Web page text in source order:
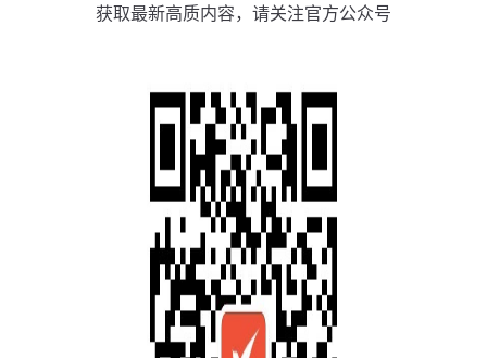
获取最新高质内容，请关注官方公众号